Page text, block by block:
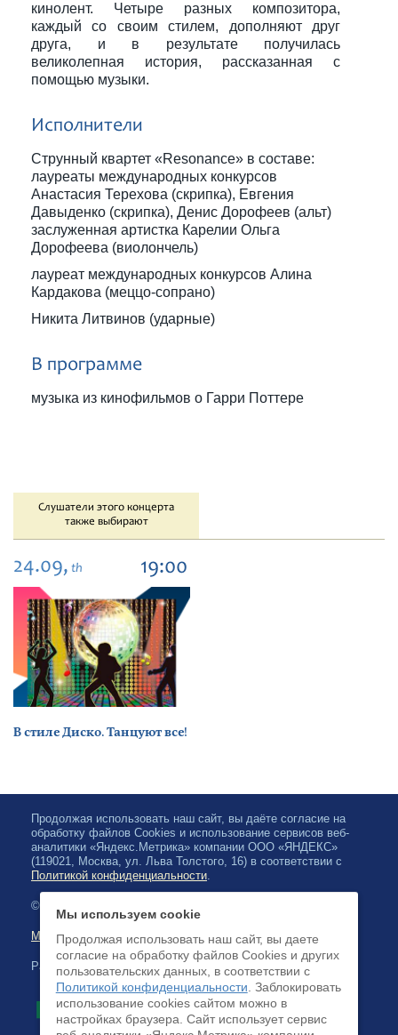
кинолент. Четыре разных композитора,
каждый со своим стилем, дополняют друг
друга, и в результате получилась
великолепная история, рассказанная с
помощью музыки.
Исполнители
Струнный квартет «Resonance» в составе:
лауреаты международных конкурсов
Анастасия Терехова (скрипка), Евгения
Давыденко (скрипка), Денис Дорофеев (альт)
заслуженная артистка Карелии Ольга
Дорофеева (виолончель)
лауреат международных конкурсов Алина
Кардакова (меццо-сопрано)
Никита Литвинов (ударные)
В программе
музыка из кинофильмов о Гарри Поттере
Слушатели этого концерта
также выбирают
24.09, th 19:00
В стиле Диско. Танцуют все!
Продолжая использовать наш сайт, вы даёте согласие на
обработку файлов Cookies и использование сервисов веб-
аналитики «Яндекс.Метрика» компании ООО «ЯНДЕКС»
(119021, Москва, ул. Льва Толстого, 16) в соответствии с
Политикой конфиденциальности.
© 2026, Karelian State Philharmonic
Map of site
Payment by credit cards available
Мы используем cookie
Продолжая использовать наш сайт, вы даете
согласие на обработку файлов Cookies и других
пользовательских данных, в соответствии с
Политикой конфиденциальности . Заблокировать
использование cookies сайтом можно в
настройках браузера. Cайт использует сервис